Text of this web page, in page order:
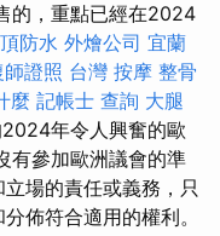
的，重點已經在2024
防水 外燴公司 宜蘭
證照 台灣 按摩 整骨
麼 記帳士 查詢 大腿
年令人興奮的歐
有參加歐洲議會的準
場的責任或義務，只
佈符合適用的權利。